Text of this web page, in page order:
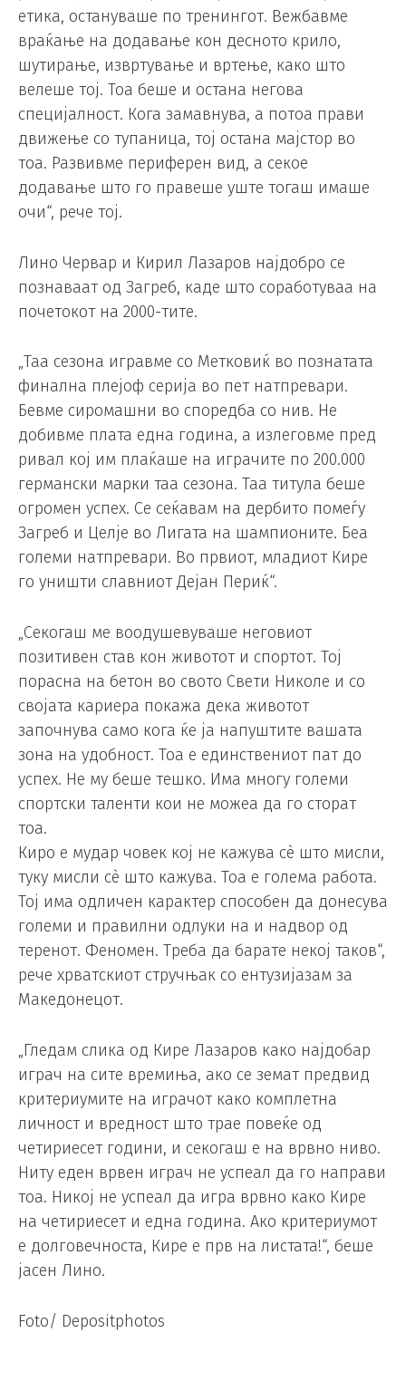
етика, остануваше по тренингот. Вежбавме
враќање на додавање кон десното крило,
шутирање, извртување и вртење, како што
велеше тој. Тоа беше и остана негова
специјалност. Кога замавнува, а потоа прави
движење со тупаница, тој остана мајстор во
тоа. Развивме периферен вид, а секое
додавање што го правеше уште тогаш имаше
очи“, рече тој.
Лино Червар и Кирил Лазаров најдобро се
познаваат од Загреб, каде што соработуваа на
почетокот на 2000-тите.
„Таа сезона игравме со Метковиќ во познатата
финална плејоф серија во пет натпревари.
Бевме сиромашни во споредба со нив. Не
добивме плата една година, а излеговме пред
ривал кој им плаќаше на играчите по 200.000
германски марки таа сезона. Таа титула беше
огромен успех. Се сеќавам на дербито помеѓу
Загреб и Целје во Лигата на шампионите. Беа
големи натпревари. Во првиот, младиот Кире
го уништи славниот Дејан Периќ“.
„Секогаш ме воодушевуваше неговиот
позитивен став кон животот и спортот. Тој
порасна на бетон во свото Свети Николе и со
својата кариера покажа дека животот
започнува само кога ќе ја напуштите вашата
зона на удобност. Тоа е единствениот пат до
успех. Не му беше тешко. Има многу големи
спортски таленти кои не можеа да го сторат
тоа.
Киро е мудар човек кој не кажува сè што мисли,
туку мисли сè што кажува. Тоа е голема работа.
Тој има одличен карактер способен да донесува
големи и правилни одлуки на и надвор од
теренот. Феномен. Треба да барате некој таков“,
рече хрватскиот стручњак со ентузијазам за
Македонецот.
„Гледам слика од Кире Лазаров како најдобар
играч на сите времиња, ако се земат предвид
критериумите на играчот како комплетна
личност и вредност што трае повеќе од
четириесет години, и секогаш е на врвно ниво.
Ниту еден врвен играч не успеал да го направи
тоа. Никој не успеал да игра врвно како Кире
на четириесет и една година. Ако критериумот
е долговечноста, Кире е прв на листата!“, беше
јасен Лино.
Foto/ Depositphotos